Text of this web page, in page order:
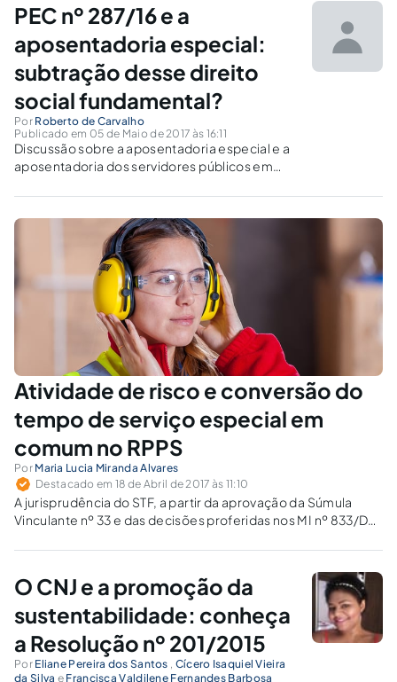
PEC nº 287/16 e a
aposentadoria especial:
subtração desse direito
social fundamental?
Por Roberto de Carvalho
Publicado em 05 de Maio de 2017 às 16:11
Discussão sobre a aposentadoria especial e a
aposentadoria dos servidores públicos em
atividade dos policiais civis e federais que, de
acordo com a PEC n. 287/16, não teriam mais
direito à aposentadoria especial.
Atividade de risco e conversão do
tempo de serviço especial em
comum no RPPS
Por Maria Lucia Miranda Alvares
Destacado em 18 de Abril de 2017 às 11:10
A jurisprudência do STF, a partir da aprovação da Súmula
Vinculante nº 33 e das decisões proferidas nos MI nº 833/DF
a égide da interpretação anterior, mormente aos
O CNJ e a promoção da
sustentabilidade: conheça
a Resolução nº 201/2015
Por Eliane Pereira dos Santos , Cícero Isaquiel Vieira
da Silva e Francisca Valdilene Fernandes Barbosa